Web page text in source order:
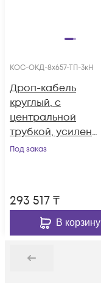
КОС-ОКД-8х657-ТП-3кН
Дроп-кабель
круглый, с
центральной
трубкой, усилен
стеклопрутками, 8
Под заказ
293 517₸
В корзину
Назад